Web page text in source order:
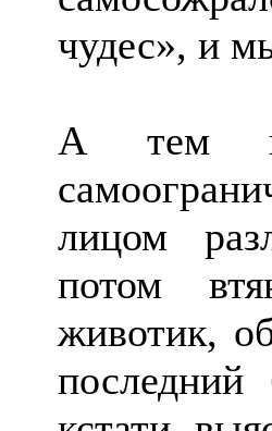
чудес», и
А тем
лицом
потом
животик,